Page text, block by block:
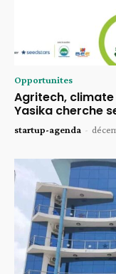
Opportunites
Agritech,
Yasika cherche
startup-agenda -